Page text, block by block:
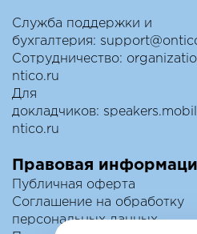
Служба поддержки и
бухгалтерия:
Сотрудничество:
ntico.ru
Для
докладчиков:
ntico.ru
Правовая
Публичная оферта
Соглашение на обработку
персональных данных